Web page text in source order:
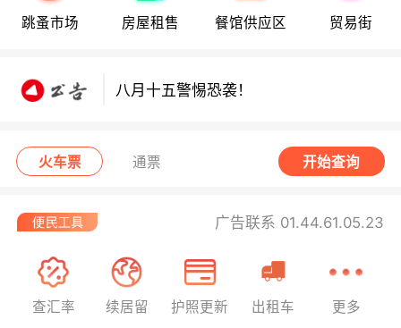
跳蚤市场 房屋租售 餐馆供应区 贸易街
八月十五警惕恐袭！
八月十五警惕恐袭！
火车票 通票 开始查询
广告联系 01.44.61.05.23
查汇率 续居留 护照更新 出租车 更多